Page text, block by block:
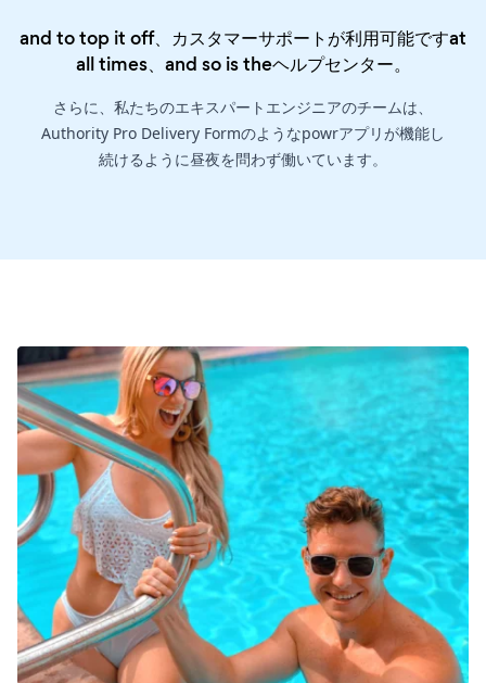
and to top it off、カスタマーサポートが利用可能ですat
all times、and so is theヘルプセンター。
さらに、私たちのエキスパートエンジニアのチームは、
Authority Pro Delivery Formのようなpowrアプリが機能し
続けるように昼夜を問わず働いています。